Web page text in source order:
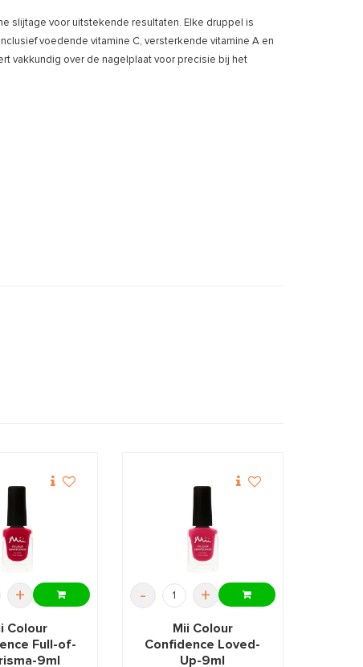
slijtage voor uitstekende resultaten. Elke druppel is
voedende vitamine C, versterkende vitamine A en
vakkundig over de nagelplaat voor precisie bij het
+
Colour
Full-of-
9ml
- +
Mii Colour
Confidence Loved-
Up-9ml